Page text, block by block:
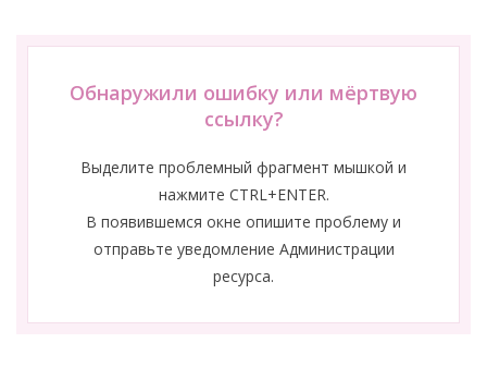
Обнаружили ошибку или мёртвую
ссылку?
Выделите проблемный фрагмент мышкой и
нажмите CTRL+ENTER.
В появившемся окне опишите проблему и
отправьте уведомление Администрации
ресурса.